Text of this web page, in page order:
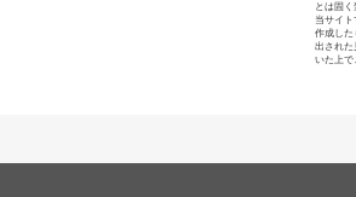
とは固く
当サイ
作成した
出された
いた上で